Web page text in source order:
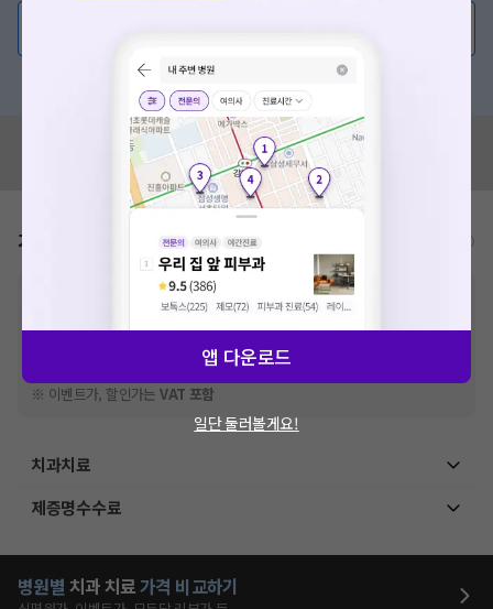
혹은, 의료상담 서비스에 다양한 게시글 보러가기
혹시 잘못된 병원정보가 있나요?
모두닥 팀에 알려주세요!
가격표
비급여 항목의 경우,추가비용 등으로 실제 가격과 상이할 수 있으니, 정확
한 가격은 해당 의료기관에 직접 문의해주세요.
※급여 항목의 경우,건강보험심사평가원에 고지되어 있는 급여 진료 기준 가
격입니다. (진료와 연관된 복합적인 비용이 추가되어, 병원마다 금액이 다르게
산정될 수 있는 점 참고 바랍니다.)
※ 이벤트가, 할인가는VAT 포함
치과치료
제증명수수료
병원별 치과 치료가격 비교하기
앱 다운로드
일단 둘러볼게요!